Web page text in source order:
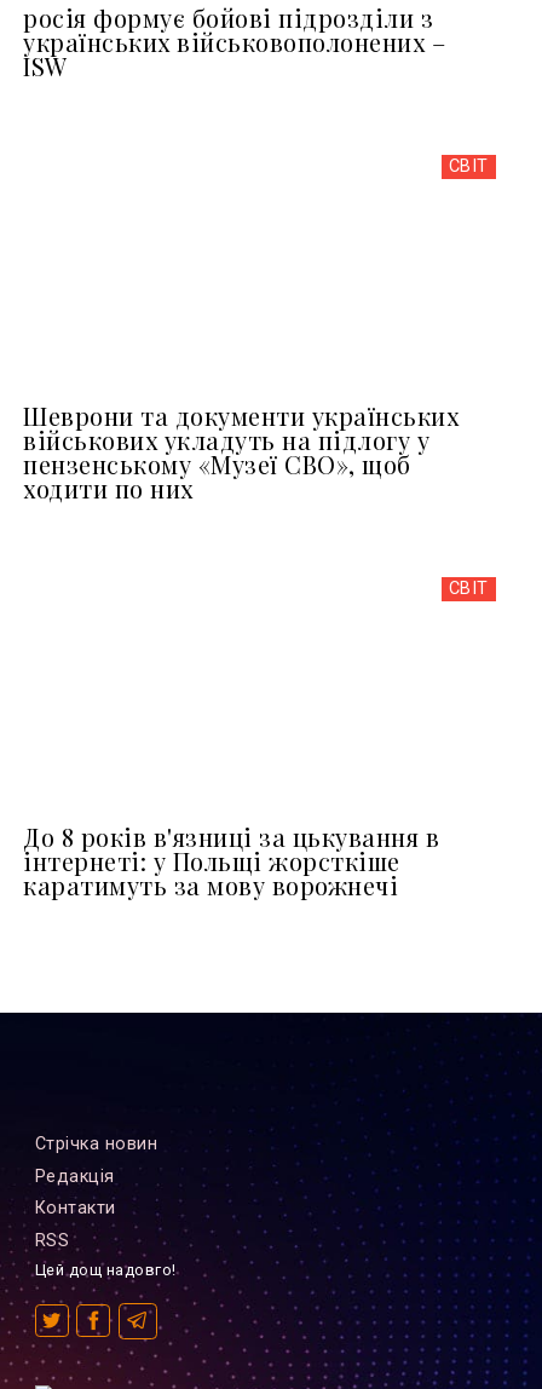
росія формує бойові підрозділи з
українських військовополонених –
ISW
СВІТ
Шеврони та документи українських
військових укладуть на підлогу у
пензенському «Музеї СВО», щоб
ходити по них
СВІТ
До 8 років в'язниці за цькування в
інтернеті: у Польщі жорсткіше
каратимуть за мову ворожнечі
Стрiчка новин
Редакцiя
Контакти
RSS
Цей дощ надовго!